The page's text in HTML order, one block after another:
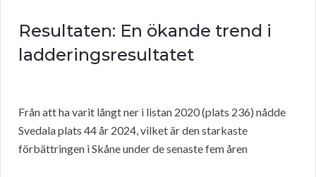
Resultaten: En ökande trend i
ladderingsresultatet
Från att ha varit långt ner i listan 2020 (plats 236) nådde
Svedala plats 44 år 2024, vilket är den starkaste
förbättringen i Skåne under de senaste fem åren